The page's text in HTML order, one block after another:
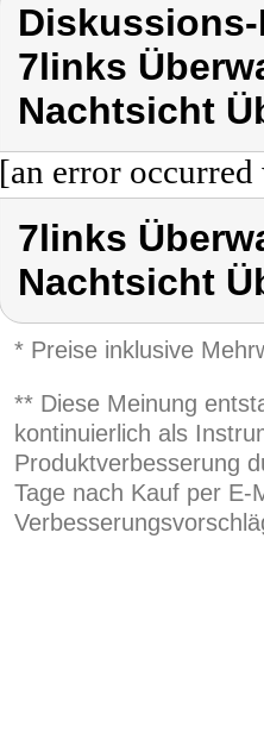
7links
Nachtsicht
[an error
7links
Nachtsicht
* Preise inklusive
** Diese Meinung
kontinuierlich als
Produktverbesserung
Tage nach Kauf per E-